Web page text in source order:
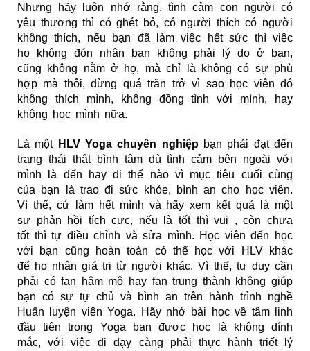
Nhưng hãy luôn nhớ rằng, tình cảm con người có
yêu thương thì có ghét bỏ, có người thích có người
không thích, nếu bạn đã làm việc hết sức thì việc
họ không đón nhận bạn không phải lý do ở bạn,
cũng không nằm ở họ, mà chỉ là không có sự phù
hợp mà thôi, đừng quá trăn trở vì sao học viên đó
không thích mình, không đồng tình với mình, hay
không học mình nữa.
Là một HLV Yoga chuyên nghiệpbạn phải đạt đến
trạng thái thật bình tâm dù tình cảm bên ngoài với
mình là đến hay đi thế nào vì mục tiêu cuối cùng
của bạn là trao đi sức khỏe, bình an cho học viên.
Vì thế, cứ làm hết mình và hãy xem kết quả là một
sự phản hồi tích cực, nếu là tốt thì vui , còn chưa
tốt thì tự điều chỉnh và sửa mình. Học viên đến học
với bạn cũng hoàn toàn có thể học với HLV khác
để họ nhận giá trị từ người khác. Vì thế, tư duy cần
phải có fan hâm mộ hay fan trung thành không giúp
bạn có sự tự chủ và bình an trên hành trình nghề
Huấn luyện viên Yoga. Hãy nhớ bài học về tâm linh
đầu tiên trong Yoga bạn được học là không dính
mắc, với việc đi dạy càng phải thực hành triết lý